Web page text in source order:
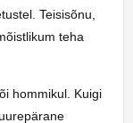
Teisisõnu,
teha
hommikul. Kuigi